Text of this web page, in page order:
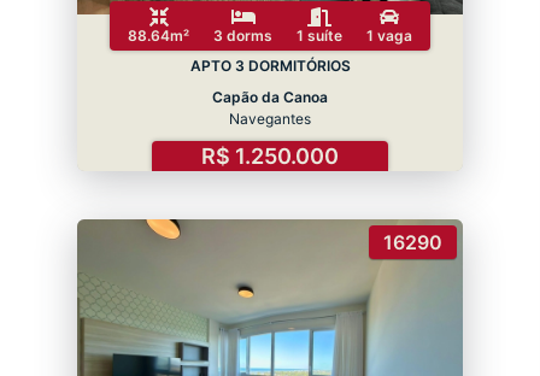
88.64m² 3 dorms 1 suíte
1 vaga
APTO 3 DORMITÓRIOS
Capão da Canoa
Navegantes
R$ 1.250.000
16290